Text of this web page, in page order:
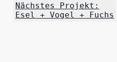
Nächstes Projekt:
Esel + Vogel + Fuchs